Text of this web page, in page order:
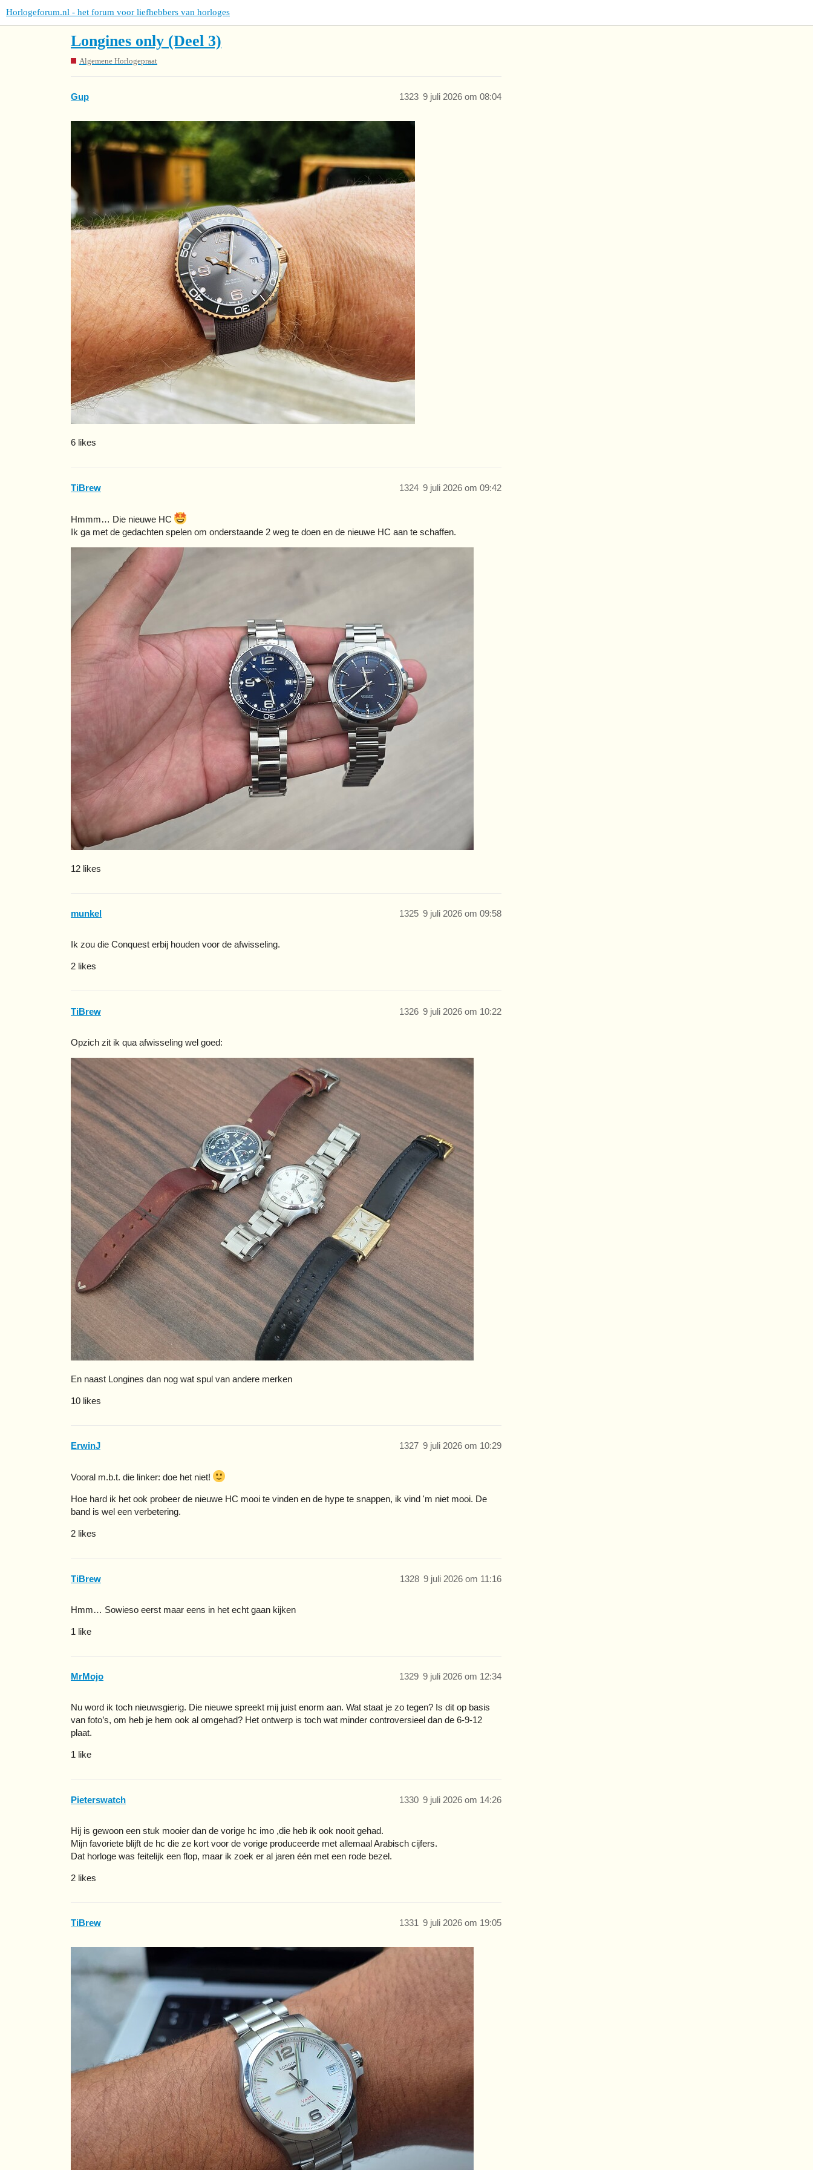
Horlogeforum.nl - het forum voor liefhebbers van horloges
Longines only (Deel 3)
Algemene Horlogepraat
Gup 9 juli 2026 om 08:04
1323
6 likes
TiBrew 9 juli 2026 om 09:42
1324
Hmmm… Die nieuwe HC
Ik ga met de gedachten spelen om onderstaande 2 weg te doen en de nieuwe HC aan te schaffen.
12 likes
munkel 9 juli 2026 om 09:58
1325
Ik zou die Conquest erbij houden voor de afwisseling.
2 likes
TiBrew 9 juli 2026 om 10:22
1326
Opzich zit ik qua afwisseling wel goed:
En naast Longines dan nog wat spul van andere merken
10 likes
ErwinJ 9 juli 2026 om 10:29
1327
Vooral m.b.t. die linker: doe het niet!
Hoe hard ik het ook probeer de nieuwe HC mooi te vinden en de hype te snappen, ik vind 'm niet mooi. De
band is wel een verbetering.
2 likes
TiBrew 9 juli 2026 om 11:16
1328
Hmm… Sowieso eerst maar eens in het echt gaan kijken
1 like
MrMojo 9 juli 2026 om 12:34
1329
Nu word ik toch nieuwsgierig. Die nieuwe spreekt mij juist enorm aan. Wat staat je zo tegen? Is dit op basis
van foto’s, om heb je hem ook al omgehad? Het ontwerp is toch wat minder controversieel dan de 6-9-12
plaat.
1 like
Pieterswatch 9 juli 2026 om 14:26
1330
Hij is gewoon een stuk mooier dan de vorige hc imo ,die heb ik ook nooit gehad.
Mijn favoriete blijft de hc die ze kort voor de vorige produceerde met allemaal Arabisch cijfers.
Dat horloge was feitelijk een flop, maar ik zoek er al jaren één met een rode bezel.
2 likes
TiBrew 9 juli 2026 om 19:05
1331